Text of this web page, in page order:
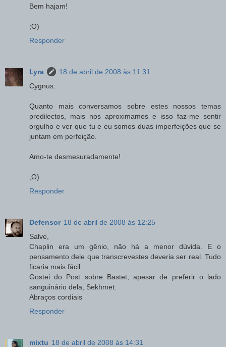
Bem hajam!
;O)
Responder
Lyra
18 de abril de 2008 às 11:31
Cygnus:
Quanto mais conversamos sobre estes nossos temas
predilectos, mais nos aproximamos e isso faz-me sentir
orgulho e ver que tu e eu somos duas imperfeições que se
juntam em perfeição.
Amo-te desmesuradamente!
;O)
Responder
Defensor 18 de abril de 2008 às 12:25
Salve,
Chaplin era um gênio, não há a menor dúvida. E o
pensamento dele que transcrevestes deveria ser real. Tudo
ficaria mais fácil.
Gostei do Post sobre Bastet, apesar de preferir o lado
sanguinário dela, Sekhmet.
Abraços cordiais
Responder
mixtu 18 de abril de 2008 às 14:31